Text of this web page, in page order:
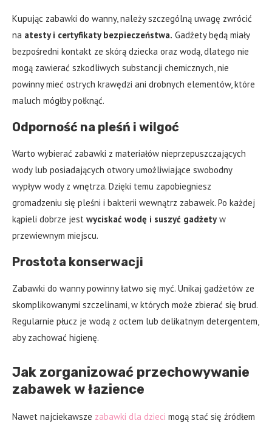
Kupując zabawki do wanny, należy szczególną uwagę zwrócić
na atesty i certyfikaty bezpieczeństwa. Gadżety będą miały
bezpośredni kontakt ze skórą dziecka oraz wodą, dlatego nie
mogą zawierać szkodliwych substancji chemicznych, nie
powinny mieć ostrych krawędzi ani drobnych elementów, które
maluch mógłby połknąć.
Odporność na pleśń i wilgoć
Warto wybierać zabawki z materiałów nieprzepuszczających
wody lub posiadających otwory umożliwiające swobodny
wypływ wody z wnętrza. Dzięki temu zapobiegniesz
gromadzeniu się pleśni i bakterii wewnątrz zabawek. Po każdej
kąpieli dobrze jest wyciskać wodę i suszyć gadżetyw
przewiewnym miejscu.
Prostota konserwacji
Zabawki do wanny powinny łatwo się myć. Unikaj gadżetów ze
skomplikowanymi szczelinami, w których może zbierać się brud.
Regularnie płucz je wodą z octem lub delikatnym detergentem,
aby zachować higienę.
Jak zorganizować przechowywanie
zabawek w łazience
Nawet najciekawsze zabawki dla dzieci mogą stać się źródłem